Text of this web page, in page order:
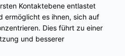
Kontaktebene entlastet
ermöglicht es ihnen, sich auf
Dies führt zu einer
und besserer